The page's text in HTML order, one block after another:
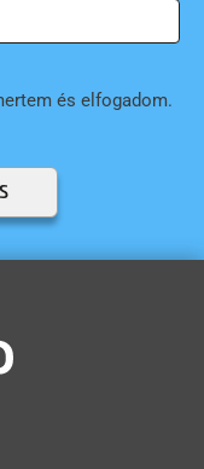
és elfogadom.